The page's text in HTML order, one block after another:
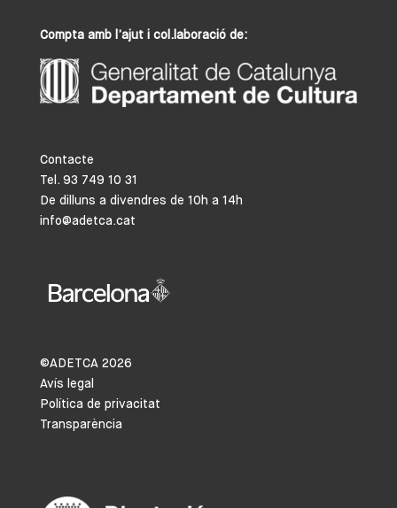
Compta amb l’ajut i col.laboració de:
Contacte
Tel. 93 749 10 31
De dilluns a divendres de 10h a 14h
info@adetca.cat
©ADETCA 2026
Avís legal
Política de privacitat
Transparència